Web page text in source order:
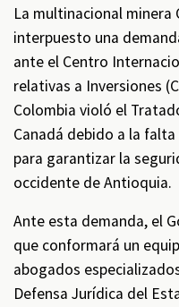
La multinacional minera
interpuesto una
ante el Centro
relativas a Inversiones
Colombia violó el
Canadá debido a la
para garantizar la
occidente de Antioquia.
Ante esta demanda, el
que conformará un
abogados
Defensa Jurídica del